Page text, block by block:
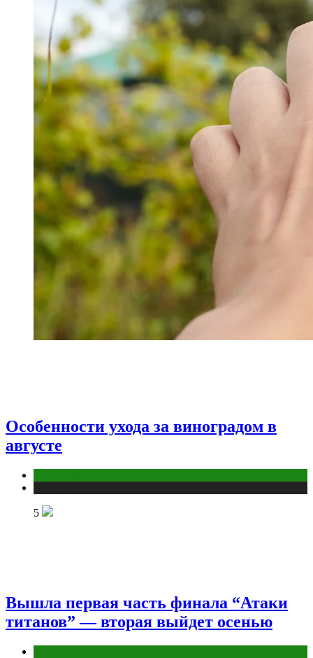
Особенности ухода за виноградом в
августе
5
Вышла первая часть финала “Атаки
титанов” — вторая выйдет осенью